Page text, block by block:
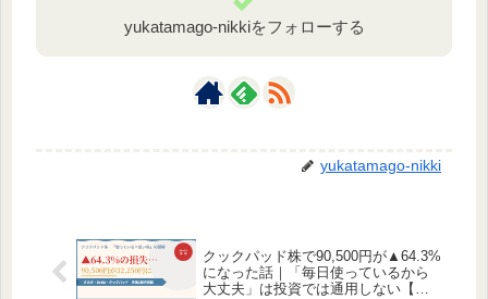
yukatamago-nikkiをフォローする
yukatamago-nikki
クックパッド株で90,500円が▲64.3%
になった話｜「毎日使っているから
大丈夫」は投資では通用しない【失